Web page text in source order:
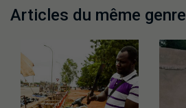
Articles du même genre